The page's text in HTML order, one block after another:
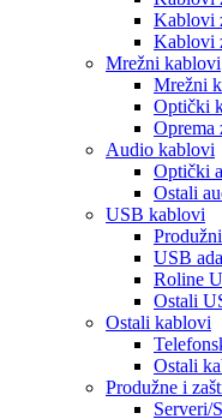
Kablovi
Kablovi
Mrežni kablovi
Mrežni
Optički
Oprema
Audio kablovi
Optički
Ostali
USB kablovi
USB
Roline
Ostali
Ostali kablovi
Ostali
Produžne i
Serveri/